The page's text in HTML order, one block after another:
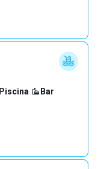
Piscina· Bar·